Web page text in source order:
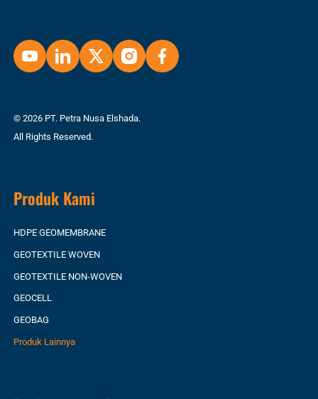
© 2026 PT. Petra Nusa Elshada.
All Rights Reserved.
Produk Kami
HDPE GEOMEMBRANE
GEOTEXTILE WOVEN
GEOTEXTILE NON-WOVEN
GEOCELL
GEOBAG
Produk Lainnya